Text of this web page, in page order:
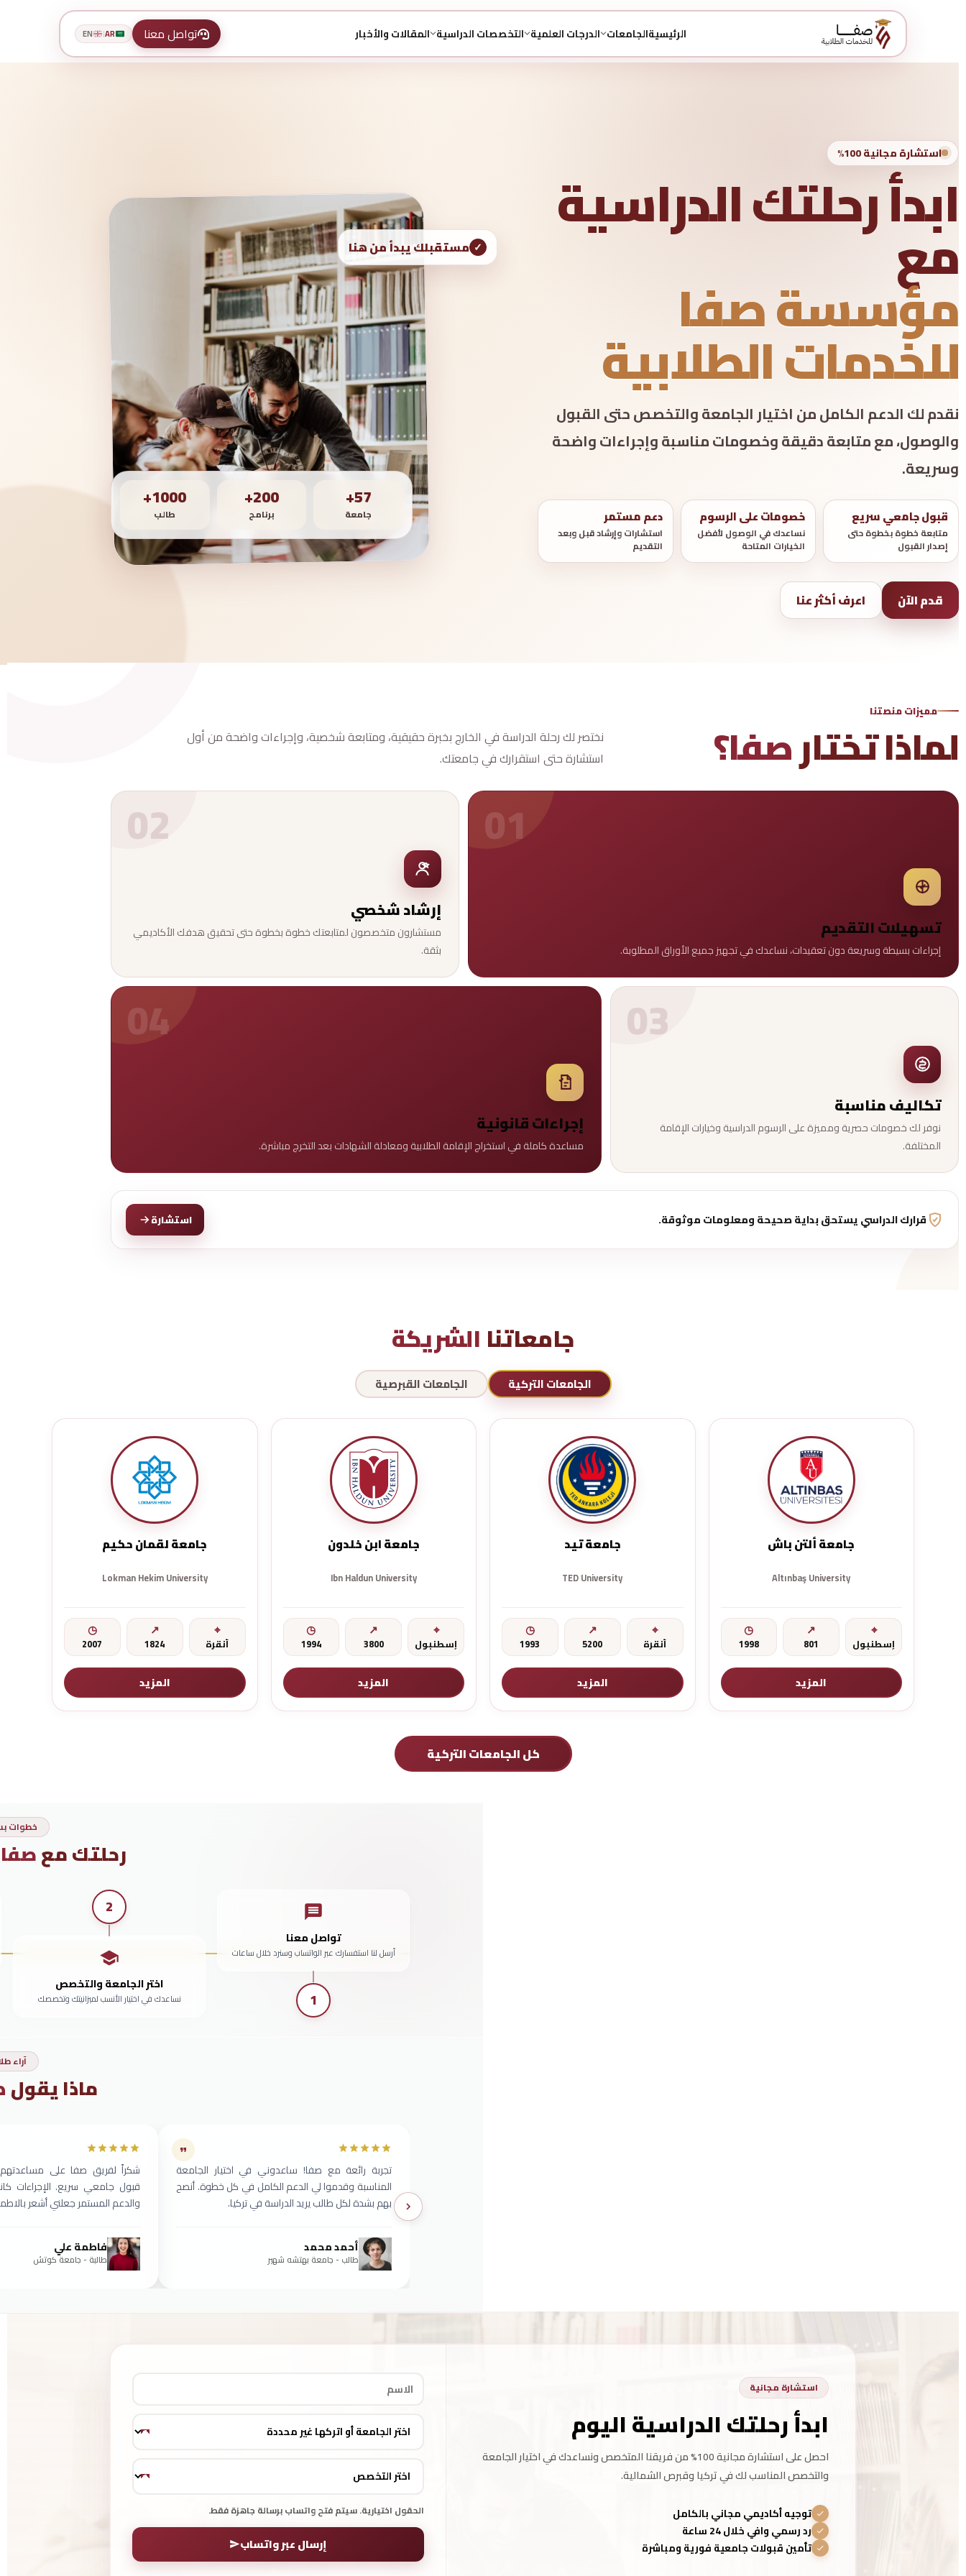
الرئيسيةالجامعات الدرجات العلمية التخصصات الدراسية المقالات والأخبار تواصل معنا AR
|
EN
استشارة مجانية 100%
ابدأ رحلتك الدراسية
مع
مؤسسة صفا
للخدمات الطلابية
نقدم لك الدعم الكامل من اختيار الجامعة والتخصص حتى القبول
والوصول، مع متابعة دقيقة وخصومات مناسبة وإجراءات واضحة
وسريعة.
قبول جامعي سريع
متابعة خطوة بخطوة حتى
إصدار القبول
خصومات على الرسوم
نساعدك في الوصول لأفضل
الخيارات المتاحة
دعم مستمر
استشارات وإرشاد قبل وبعد
التقديم
قدم الآن اعرف أكثر عنا
مستقبلك يبدأ من هنا
57+
جامعة
200+
برنامج
1000+
طالب
مميزات منصتنا
لماذا تختارصفا؟
نختصر لك رحلة الدراسة في الخارج بخبرة حقيقية، ومتابعة شخصية، وإجراءات واضحة من أول
استشارة حتى استقرارك في جامعتك.
01
تسهيلات التقديم
إجراءات بسيطة وسريعة دون تعقيدات، نساعدك في تجهيز جميع الأوراق المطلوبة.
02
إرشاد شخصي
مستشارون متخصصون لمتابعتك خطوة بخطوة حتى تحقيق هدفك الأكاديمي
بثقة.
03
تكاليف مناسبة
نوفر لك خصومات حصرية ومميزة على الرسوم الدراسية وخيارات الإقامة
المختلفة.
04
إجراءات قانونية
مساعدة كاملة في استخراج الإقامة الطلابية ومعادلة الشهادات بعد التخرج مباشرة.
قرارك الدراسي يستحق بداية صحيحة ومعلومات موثوقة. استشارة
جامعاتنا الشريكة
الجامعات التركية الجامعات القبرصية
جامعة ألتن باش
Altınbaş University
إسطنبول 801
1998
المزيد
جامعة تيد
TED University
أنقرة 5200
1993
المزيد
جامعة ابن خلدون
Ibn Haldun University
إسطنبول 3800
1994
المزيد
جامعة لقمان حكيم
Lokman Hekim University
أنقرة 1824
2007
المزيد
كل الجامعات التركية
خطوات
رحلتك معصفا
تواصل معنا
أرسل لنا استفسارك عبر الواتساب وسنرد خلال ساعات
1
2
اختر الجامعة والتخصص
نساعدك في اختيار الأنسب لميزانيتك وتخصصك
آراء
ماذا يقول
تجربة رائعة مع صفا! ساعدوني في اختيار الجامعة
المناسبة وقدموا لي الدعم الكامل في كل خطوة. أنصح
بهم بشدة لكل طالب يريد الدراسة في تركيا.
أحمد محمد
طالب - جامعة بهتشه شهير
شكراً لفريق صفا على
قبول جامعي سريع. الإجراءات
والدعم المستمر جعلني أشعر
فاطمة علي
طالبة - جامعة كوتش
استشارة مجانية
ابدأ رحلتك الدراسية اليوم
احصل على استشارة مجانية 100% من فريقنا المتخصص ونساعدك في اختيار الجامعة
والتخصص المناسب لك في تركيا وقبرص الشمالية.
توجيه أكاديمي مجاني بالكامل
رد رسمي وافي خلال 24 ساعة
تأمين قبولات جامعية فورية ومباشرة
الحقول اختيارية. سيتم فتح واتساب برسالة جاهزة فقط.
إرسال عبر واتساب